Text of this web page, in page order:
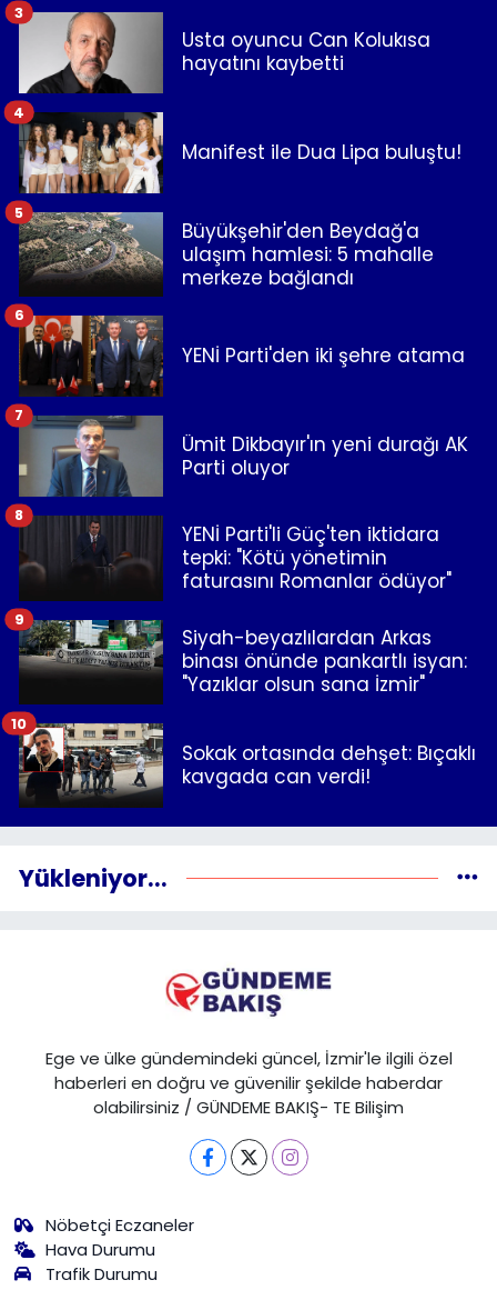
Usta oyuncu Can Kolukısa
hayatını kaybetti
3
Manifest ile Dua Lipa buluştu!
4
Büyükşehir'den Beydağ'a
ulaşım hamlesi: 5 mahalle
merkeze bağlandı
5
YENİ Parti'den iki şehre atama
6
Ümit Dikbayır'ın yeni durağı AK
Parti oluyor
7
YENİ Parti'li Güç'ten iktidara
tepki: "Kötü yönetimin
faturasını Romanlar ödüyor"
8
Siyah-beyazlılardan Arkas
binası önünde pankartlı isyan:
"Yazıklar olsun sana İzmir"
9
Sokak ortasında dehşet: Bıçaklı
kavgada can verdi!
10
Yükleniyor...
Ege ve ülke gündemindeki güncel, İzmir'le ilgili özel
haberleri en doğru ve güvenilir şekilde haberdar
olabilirsiniz / GÜNDEME BAKIŞ- TE Bilişim
Nöbetçi Eczaneler
Hava Durumu
Trafik Durumu